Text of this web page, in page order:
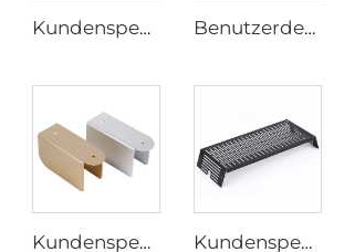
Kundenspezifischer ABS-Kunststoff-Spritzguss-Elektronikgehäusekasten Kunststoff-Anschlusskasten für elektronische Geräte Benutzerdefiniertes wasserdichtes IP66 IP67-ABS- und PC-Material-Anschlusskasten-Kunststoffgehäuse für elektronische Geräte
Kundenspezifische Halterung aus Aluminium und Edelstahl, pulverbeschichtete Stanzhalterung Kundenspezifische Stanzteile Blechstanzen Metallbearbeitung Stanzteile